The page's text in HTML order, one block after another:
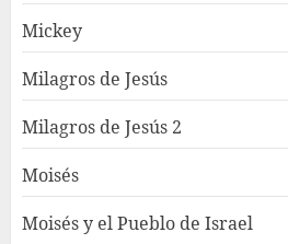
Mickey
Milagros de Jesús
Milagros de Jesús 2
Moisés
Moisés y el Pueblo de Israel